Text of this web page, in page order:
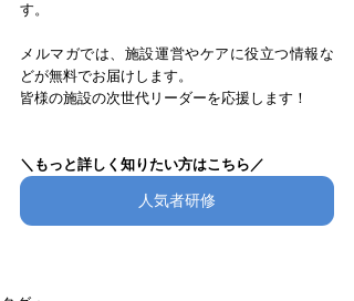
す。
メルマガでは、施設運営やケアに役立つ情報な
どが無料でお届けします。
皆様の施設の次世代リーダーを応援します！
＼もっと詳しく知りたい方はこちら／
人気者研修